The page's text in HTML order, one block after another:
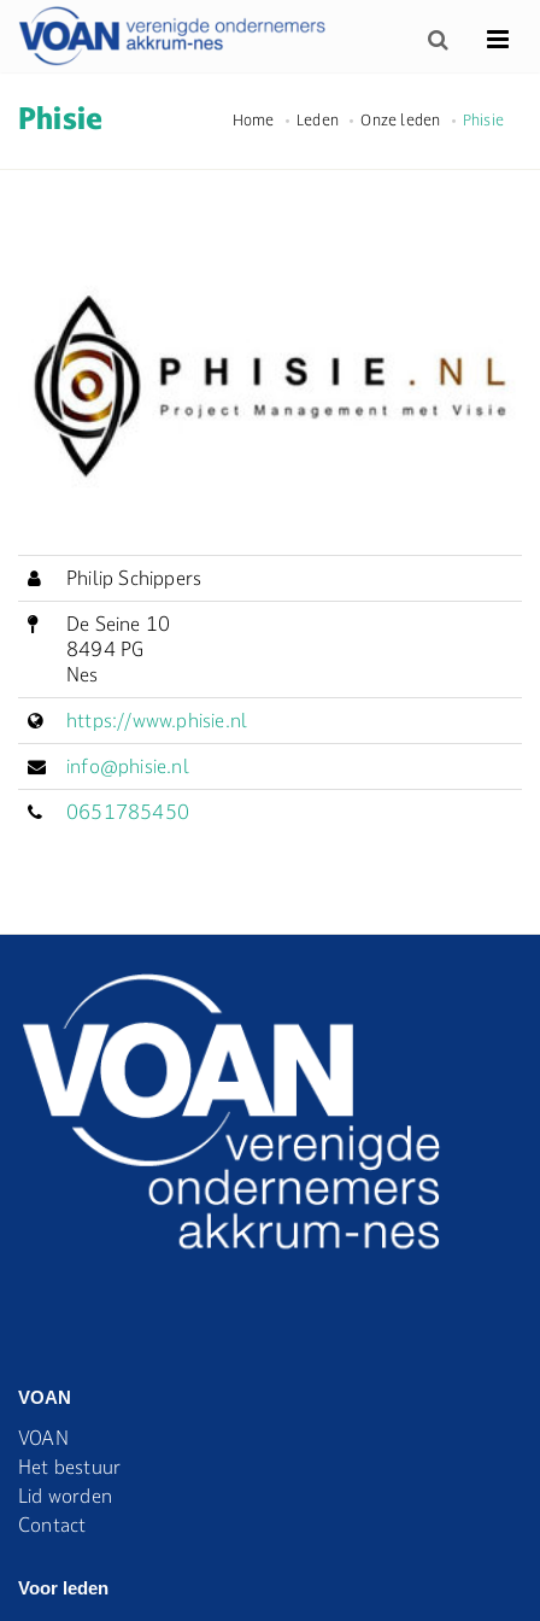
Home Leden Onze leden Phisie
Phisie
Philip Schippers
De Seine 10
8494 PG
Nes
https://www.phisie.nl
info@phisie.nl
0651785450
VOAN
VOAN
Het bestuur
Lid worden
Contact
Voor leden